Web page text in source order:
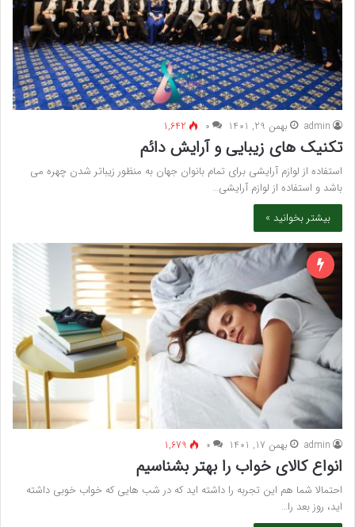
admin بهمن 29, 1401 ۰ 1,642
تکنیک های زیبایی و آرایش دائم
استفاده از لوازم آرایشی برای تمام بانوان جهان به منظور زیباتر شدن چهره می
باشد و استفاده از لوازم آرایشی…
بیشتر بخوانید »
admin بهمن 17, 1401 ۰ 1,679
انواع کالای خواب را بهتر بشناسیم
احتمالا شما هم این تجربه را داشته اید که در شب هایی که خواب خوبی داشته
اید، روز بعد را…